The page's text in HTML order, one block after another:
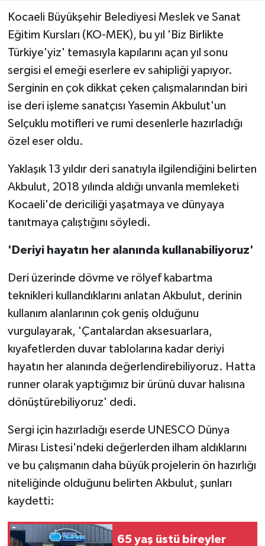
Kocaeli Büyükşehir Belediyesi Meslek ve Sanat
Eğitim Kursları (KO-MEK), bu yıl 'Biz Birlikte
Türkiye'yiz' temasıyla kapılarını açan yıl sonu
sergisi el emeği eserlere ev sahipliği yapıyor.
Serginin en çok dikkat çeken çalışmalarından biri
ise deri işleme sanatçısı Yasemin Akbulut'un
Selçuklu motifleri ve rumi desenlerle hazırladığı
özel eser oldu.
Yaklaşık 13 yıldır deri sanatıyla ilgilendiğini belirten
Akbulut, 2018 yılında aldığı unvanla memleketi
Kocaeli'de dericiliği yaşatmaya ve dünyaya
tanıtmaya çalıştığını söyledi.
'Deriyi hayatın her alanında kullanabiliyoruz'
Deri üzerinde dövme ve rölyef kabartma
teknikleri kullandıklarını anlatan Akbulut, derinin
kullanım alanlarının çok geniş olduğunu
vurgulayarak, 'Çantalardan aksesuarlara,
kıyafetlerden duvar tablolarına kadar deriyi
hayatın her alanında değerlendirebiliyoruz. Hatta
runner olarak yaptığımız bir ürünü duvar halısına
dönüştürebiliyoruz' dedi.
Sergi için hazırladığı eserde UNESCO Dünya
Mirası Listesi'ndeki değerlerden ilham aldıklarını
ve bu çalışmanın daha büyük projelerin ön hazırlığı
niteliğinde olduğunu belirten Akbulut, şunları
kaydetti:
65 yaş üstü bireyler
Sürmanşet
Yaşam